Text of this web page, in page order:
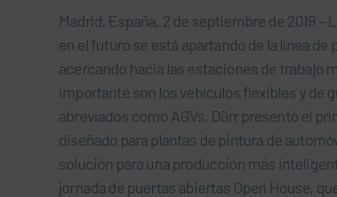
Madrid, España, 2 de septiembre de 2019
en el futuro se está apartando de la línea de
acercando hacia las estaciones de trabajo
importante son los vehículos flexibles y de
abreviados como AGVs. Dürr presentó el
diseñado para plantas de pintura de
solución para una producción más
jornada de puertas abiertas Open House,